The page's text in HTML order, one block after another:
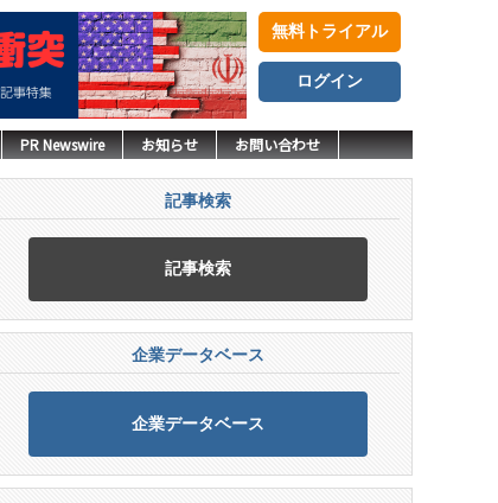
無料トライアル
ログイン
PR Newswire お知らせ お問い合わせ
記事検索
記事検索
企業データベース
企業データベース